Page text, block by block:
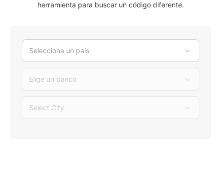
herramienta para buscar un código diferente.
Selecciona un país
Elige un banco
Select City